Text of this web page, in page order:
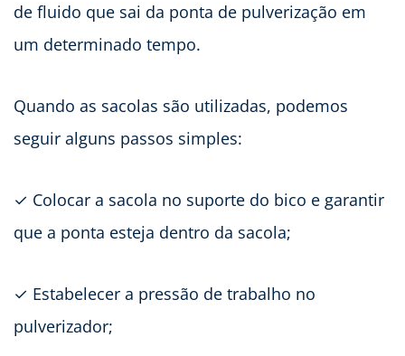
de fluido que sai da ponta de pulverização em
um determinado tempo.
Quando as sacolas são utilizadas, podemos
seguir alguns passos simples:
✓ Colocar a sacola no suporte do bico e garantir
que a ponta esteja dentro da sacola;
✓ Estabelecer a pressão de trabalho no
pulverizador;